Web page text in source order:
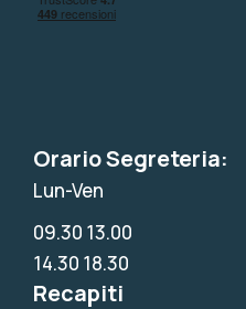
Orario Segreteria:
Lun-Ven
09.30 13.00
14.30 18.30
Recapiti